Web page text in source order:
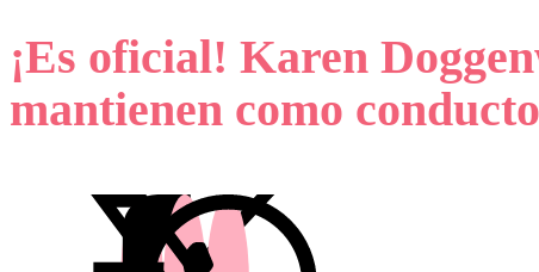
¡Es oficial! Karen
mantienen como